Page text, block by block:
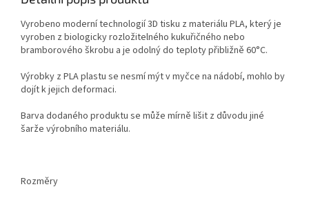
Vyrobeno moderní technologií 3D tisku z materiálu PLA, který je
vyroben z biologicky rozložitelného kukuřičného nebo
bramborového škrobu a je odolný do teploty přibližně 60°C.
Výrobky z PLA plastu se nesmí mýt v myčce na nádobí, mohlo by
dojít k jejich deformaci.
Barva dodaného produktu se může mírně lišit z důvodu jiné
šarže výrobního materiálu.
Rozměry